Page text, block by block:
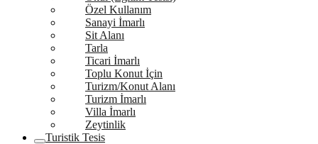
Özel Kullanım
Sanayi İmarlı
Sit Alanı
Tarla
Ticari İmarlı
Toplu Konut İçin
Turizm/Konut Alanı
Turizm İmarlı
Villa İmarlı
Zeytinlik
Turistik Tesis